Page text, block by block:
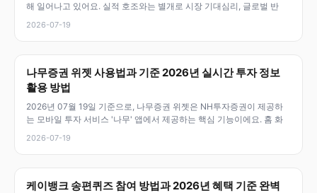
해 일어나고 있어요. 실적 호조와는 별개로 시장 기대심리, 글로벌 반
2026-07-19
나무증권 위젯 사용법과 기준 2026년 실시간 투자 정보
활용 방법
2026년 07월 19일 기준으로, 나무증권 위젯은 NH투자증권이 제공하
는 모바일 투자 서비스 '나무' 앱에서 제공하는 핵심 기능이에요. 홈 화
2026-07-19
케이뱅크 송편퀴즈 참여 방법과 2026년 혜택 기준 완벽